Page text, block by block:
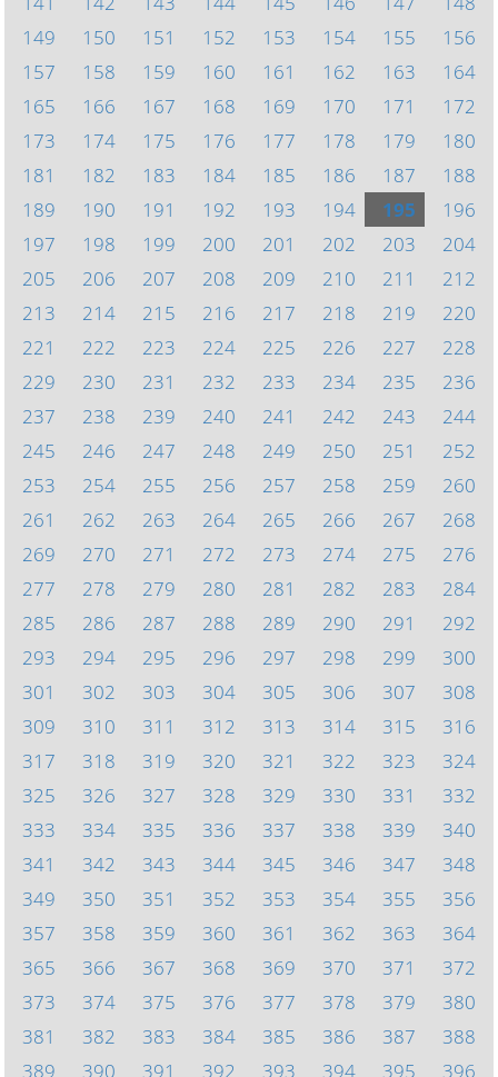
149
150 151 152 153 154 155
156
157
158 159 160 161 162 163
164
165
166 167 168 169 170 171
172
173
174 175 176 177 178 179
180
181
182 183 184 185 186 187
188
189
190 191 192 193 194 195
196
197
198 199 200 201 202 203
204
205
206 207 208 209 210 211
212
213
214 215 216 217 218 219
220
221
222 223 224 225 226 227
228
229
230 231 232 233 234 235
236
237
238 239 240 241 242 243
244
245
246 247 248 249 250 251
252
253
254 255 256 257 258 259
260
261
262 263 264 265 266 267
268
269
270 271 272 273 274 275
276
277
278 279 280 281 282 283
284
285
286 287 288 289 290 291
292
293
294 295 296 297 298 299
300
301
302 303 304 305 306 307
308
309
310 311 312 313 314 315
316
317
318 319 320 321 322 323
324
325
326 327 328 329 330 331
332
333
334 335 336 337 338 339
340
341
342 343 344 345 346 347
348
349
350 351 352 353 354 355
356
357
358 359 360 361 362 363
364
365
366 367 368 369 370 371
372
373
374 375 376 377 378 379
380
381
382 383 384 385 386 387
388
389
390 391 392 393 394 395 396